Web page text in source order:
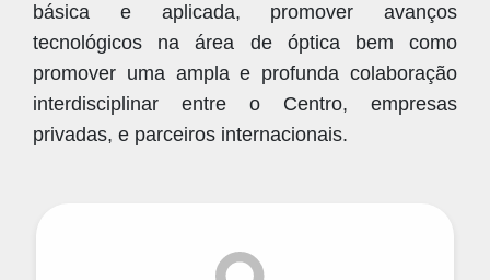
básica e aplicada, promover avanços
tecnológicos na área de óptica bem como
promover uma ampla e profunda colaboração
interdisciplinar entre o Centro, empresas
privadas, e parceiros internacionais.